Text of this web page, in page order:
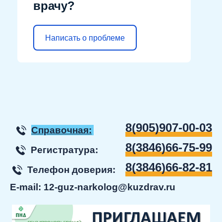
врачу?
Написать о проблеме
Справочная: 8(905)907-00-03
Регистратура: 8(3846)66-75-99
Телефон доверия: 8(3846)66-82-81
E-mail: 12-guz-narkolog@kuzdrav.ru